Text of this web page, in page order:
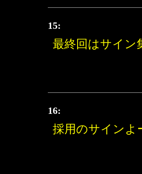
15:
最終回はサイン
16:
採用のサインよ